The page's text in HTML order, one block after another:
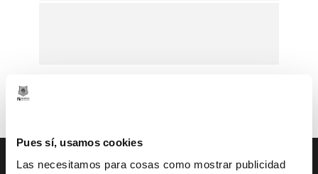
Pues sí, usamos cookies
Las necesitamos para cosas como mostrar publicidad